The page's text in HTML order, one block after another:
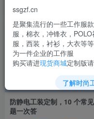
2个月前
防静电工装定制，10 个常
题一次答
ssgzf.cn
是聚集流行的一些工作服
服，棉衣，冲锋衣，
服，西装，衬衫，大衣等
为一件企业的工作服
购买请进现货商城定制版
了解时尚